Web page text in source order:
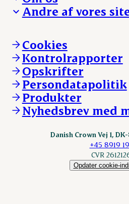
Whistleblower
Øvrige henvendelser
Ansvarlighed og nøgletal
Arbejd med os
Ledige stillinger
Hvem er vi
Vores resultater
Vores lokationer
Kontakt
Andre af vores
Andelsejere - kreatur
Danishcrownprofessional.com
DAT-Schaub.com
ESS-FOOD.com
Fonden Dansk Gastronomi
KLS.se
nordicspoor.com
Scanhide.dk
Cookies
Kontrolrapporter
Opskrifter
Persondatapolitik
Produkter
Nyhedsbrev med
Danish Crown Vej 1,
+45 8919
CVR
Opdater cookie-